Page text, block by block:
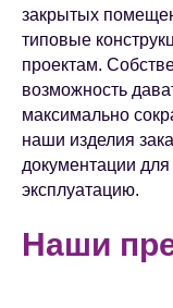
закрытых
типовые
проектам.
возможность
максимально
наши изделия
документации
эксплуатацию.
Наши